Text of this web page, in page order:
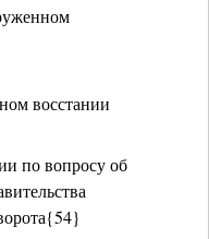
восстании
по вопросу об